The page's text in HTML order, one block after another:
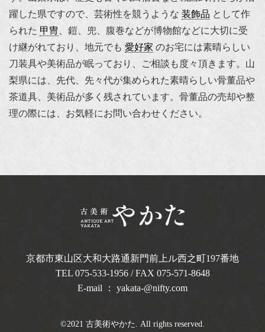
躍した県ですので、芸術性を競うような 装飾品 として作
られた 甲冑
、鎧、兜、腹巻などが博物館などに大切に受
け継がれており、地元でも 愛好家 のお宅には素晴らしい
刀装具や美術品が眠っており、ご相談も度々頂きます。山
梨県には、先代、先々代が集められた素晴らしい骨董品や
茶道具、美術品が多く残されています。骨董品の売却や整
理の際には、お気軽にお問い合わせください。
京都市東山区大和大路通新門前上ル西之町197番地
TEL 075-533-1956/ FAX 075-571-8648
E-mail ： yakata-@nifty.com
©2021 古美術やかた. All rights reserved.